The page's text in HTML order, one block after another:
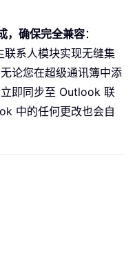
，确保完全兼容：
系人模块实现无缝集
论您在超级通讯簿中添
即同步至 Outlook 联
中的任何更改也会自